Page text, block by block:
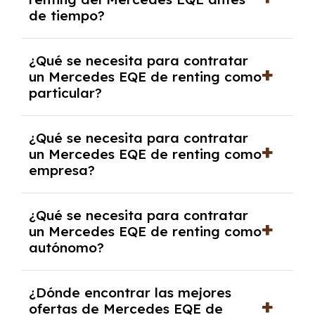
salvo en casos que lo exija el proveedor
debido al resultado del estudio de viabilidad
económica.
de tiempo?
pero puede haber penalizaciones por
cancelación anticipada. Es importante revisar
las condiciones del contrato y hablar con un
experto que te asesore.
¿Qué se necesita para contratar
un Mercedes EQE de renting como
particular?
y, en algunos casos, una consulta de solvencia
crediticia y un pago inicial.
¿Qué se necesita para contratar
un Mercedes EQE de renting como
empresa?
documentación financiera y, en algunos
casos, un informe de solvencia de la empresa
y un pago inicial.
¿Qué se necesita para contratar
un Mercedes EQE de renting como
autónomo?
autónomos, justificante de ingresos y, en
¿Dónde encontrar las mejores
ofertas de Mercedes EQE de